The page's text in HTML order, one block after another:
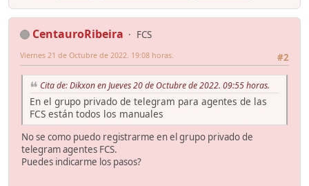
CentauroRibeira
FCS
#2
Viernes 21 de Octubre de 2022. 19:08 horas.
Cita de: Dikxon en Jueves 20 de Octubre de 2022. 09:55 horas.
En el grupo privado de telegram para agentes de las
FCS están todos los manuales
No se como puedo registrarme en el grupo privado de
telegram agentes FCS.
Puedes indicarme los pasos?